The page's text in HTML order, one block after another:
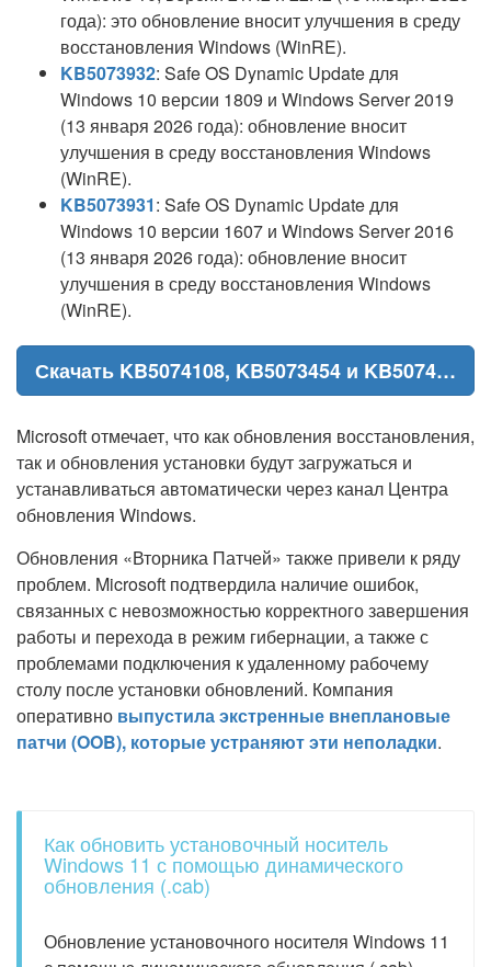
года): это обновление вносит улучшения в среду
восстановления Windows (WinRE).
KB5073932: Safe OS Dynamic Update для
Windows 10 версии 1809 и Windows Server 2019
(13 января 2026 года): обновление вносит
улучшения в среду восстановления Windows
(WinRE).
KB5073931: Safe OS Dynamic Update для
Windows 10 версии 1607 и Windows Server 2016
(13 января 2026 года): обновление вносит
улучшения в среду восстановления Windows
(WinRE).
Скачать KB5074108, KB5073454 и KB5074208 для Windows 11
Microsoft отмечает, что как обновления восстановления,
так и обновления установки будут загружаться и
устанавливаться автоматически через канал Центра
обновления Windows.
Обновления «Вторника Патчей» также привели к ряду
проблем. Microsoft подтвердила наличие ошибок,
связанных с невозможностью корректного завершения
работы и перехода в режим гибернации, а также с
проблемами подключения к удаленному рабочему
столу после установки обновлений. Компания
оперативно выпустила экстренные внеплановые
патчи (OOB), которые устраняют эти неполадки.
Как обновить установочный носитель
Windows 11 с помощью динамического
обновления (.cab)
Обновление установочного носителя Windows 11